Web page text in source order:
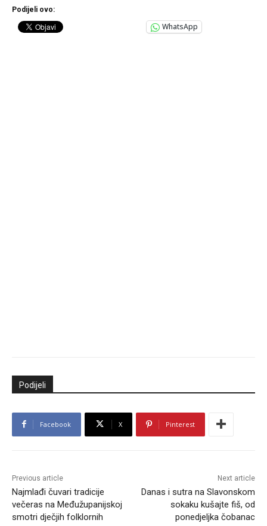
Podijeli ovo:
WhatsApp
Podijeli
Facebook X Pinterest
Previous article
Najmlađi čuvari tradicije
večeras na Međužupanijskoj
smotri dječjih folklornih
Next article
Danas i sutra na Slavonskom
sokaku kušajte fiš, od
ponedjeljka čobanac